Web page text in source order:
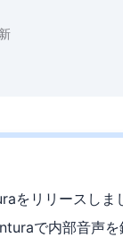
をリリースし
で内部音声